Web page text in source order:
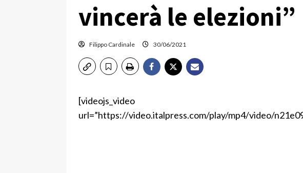
vincerà le elezioni”
Filippo Cardinale 30/06/2021
[videojs_video
url=”https://video.italpress.com/play/mp4/video/